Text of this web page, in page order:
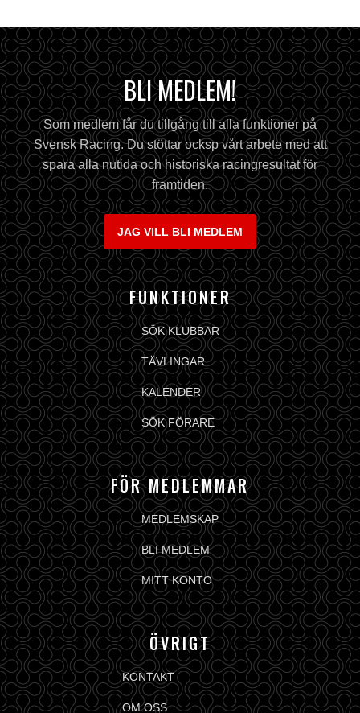
BLI MEDLEM!
Som medlem får du tillgång till alla funktioner på
Svensk Racing. Du stöttar ocksp vårt arbete med att
spara alla nutida och historiska racingresultat för
framtiden.
JAG VILL BLI MEDLEM
FUNKTIONER
SÖK KLUBBAR
TÄVLINGAR
KALENDER
SÖK FÖRARE
FÖR MEDLEMMAR
MEDLEMSKAP
BLI MEDLEM
MITT KONTO
ÖVRIGT
KONTAKT
OM OSS